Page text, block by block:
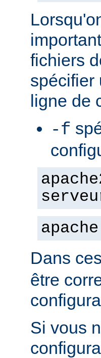
fichiers
spécifier
ligne de
-f
Dans
être
Si vous